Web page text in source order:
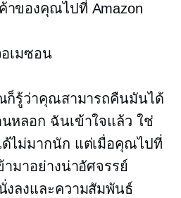
ของคุณไปที่ Amazon
เมซอน
รู้ว่าคุณสามารถคืนมันได้
หลอก ฉันเข้าใจแล้ว ใช่
ไม่มากนัก แต่เมื่อคุณไปที่
มาอย่างน่าอัศจรรย์
ลงและความสัมพันธ์